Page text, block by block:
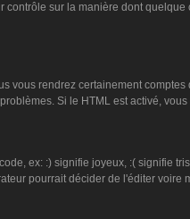
sur la manière dont
rendrez certainement
Si le HTML est activé,
ex: :) signifie joyeux, :( signifie
pourrait décider de l'éditer voire